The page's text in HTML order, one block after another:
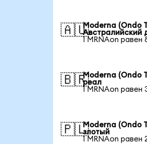
🇦🇺Moderna (Ondo
Австралийский
1 MRNAon равен
🇧🇷Moderna (Ondo
реал
1 MRNAon равен
🇵🇱Moderna (Ondo
злотый
1 MRNAon равен